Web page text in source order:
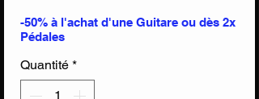
-50% à l'achat d'une Guitare ou dès 2x
Pédales
Quantité *